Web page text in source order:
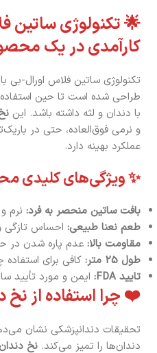
🌟 تکنولوژی ساتین
کارآمدی در یک
تکنولوژی ساتین فلاس اورال-بی
طراحی شده است تا حین
با دندان و لثه داشته باشد. این
و نرمی فوق‌العاده، حتی در
عملکرد بهینه دارد.
✨ ویژگی‌های کلیدی
بافت ساتین منحصر به فرد: نرم
طعم نعنا طبیعی: احساس
مقاومت بالا: عدم پاره شدن در
طول 25 متر:
کافی برای
تایید FDA:
ایمن و مورد تأیید
❤️ چرا استفاده از
دندان‌ها را تمیز می‌کند. نخ